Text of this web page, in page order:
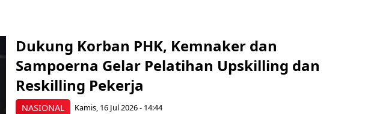
NASIONAL
Dukung Korban PHK, Kemnaker dan
Sampoerna Gelar Pelatihan Upskilling dan
Reskilling Pekerja
Kamis, 16 Jul 2026 - 14:44